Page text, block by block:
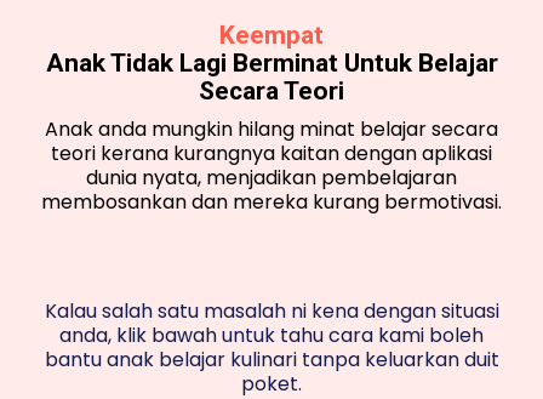
Keempat
Anak Tidak Lagi Berminat Untuk Belajar
Secara Teori
Anak anda mungkin hilang minat belajar secara
teori kerana kurangnya kaitan dengan aplikasi
dunia nyata, menjadikan pembelajaran
membosankan dan mereka kurang bermotivasi.
Kalau salah satu masalah ni kena dengan situasi
anda, klik bawah untuk tahu cara kami boleh
bantu anak belajar kulinari tanpa keluarkan duit
poket.